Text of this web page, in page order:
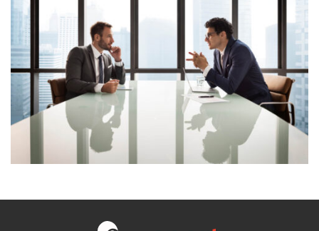
Lorem Ipsum is simply dummy text of the printing and
typesetting industry. Lorem Ipsum...
View More